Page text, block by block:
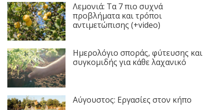
Λεμονιά: Τα 7 πιο συχνά
προβλήματα και τρόποι
αντιμετώπισης (+video)
Ημερολόγιο σποράς, φύτευσης και
συγκομιδής για κάθε λαχανικό
Αύγουστος: Εργασίες στον κήπο